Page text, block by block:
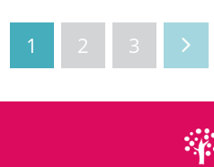
1 2 3